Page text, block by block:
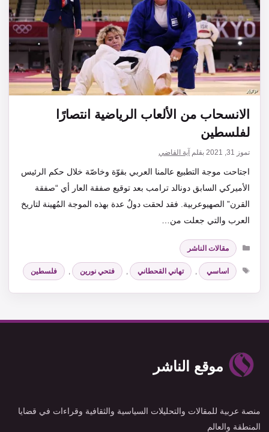
الانسحاب من الألعاب الرياضية انتصارًا
لفلسطين
تموز 31, 2021 بقلم آية القاضي
اجتاحت موجة التطبيع عالمنا العربي بقوّة وخاصّة خلال حكم الرئيس
الأميركي السابق دونالد ترامب بعد توقيع صفقة العار أي “صفقة
القرن” الصهيوعربية. فقد لحقت دولٌ عدة بهذه الموجة المُهينة لتاريخ
العرب والتي جعلت من…
التصنيفات
مقالات الناشر
الوسوم
اساسي , تهاني القحطاني , فتحي نورين , فلسطين
موقع الناشر
منصة عربية للمقالات والتحليلات السياسية والثقافية وقراءات في قضايا
المنطقة والعالم